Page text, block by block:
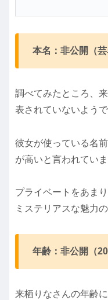
本名：非公開（芸
調べてみたところ、
表されていないようで
彼女が使っている名
が高いと言われていま
プライベートをあま
ミステリアスな魅力
年齢：非公開（
来栖りなさんの年齢